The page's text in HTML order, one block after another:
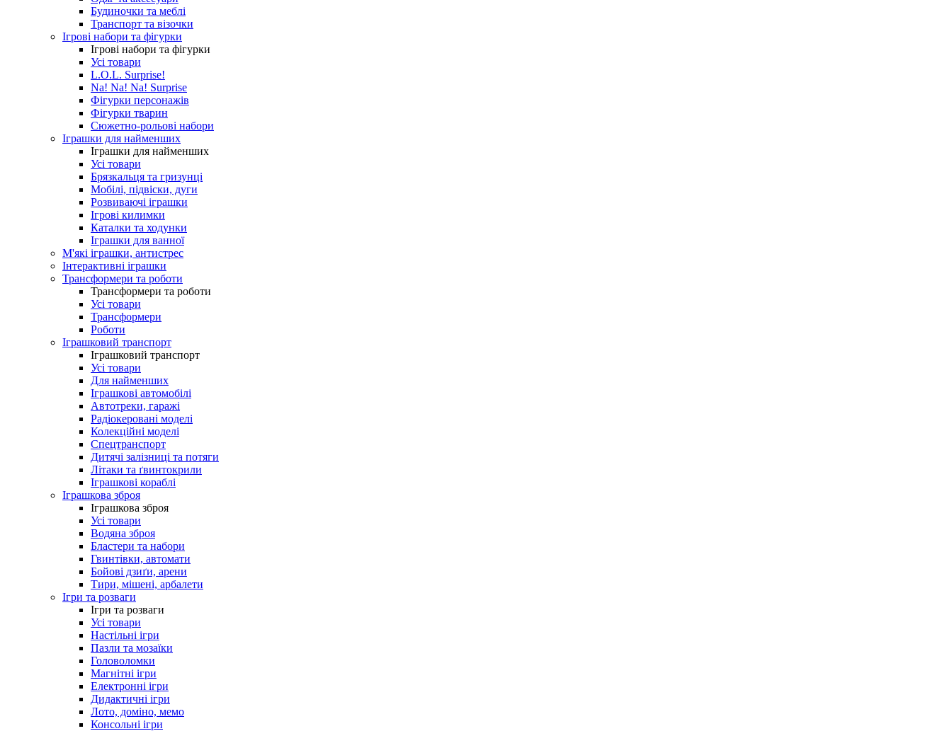
Будиночки та меблі
Транспорт та візочки
Ігрові набори та фігурки
Ігрові набори та фігурки
Усі товари
L.O.L. Surprise!
Na! Na! Na! Surprise
Фігурки персонажів
Фігурки тварин
Сюжетно-рольові набори
Іграшки для найменших
Іграшки для найменших
Усі товари
Брязкальця та гризунці
Мобілі, підвіски, дуги
Розвиваючі іграшки
Ігрові килимки
Каталки та ходунки
Іграшки для ванної
М'які іграшки, антистрес
Інтерактивні іграшки
Трансформери та роботи
Трансформери та роботи
Усі товари
Трансформери
Роботи
Іграшковий транспорт
Іграшковий транспорт
Усі товари
Для найменших
Іграшкові автомобілі
Автотреки, гаражі
Радіокеровані моделі
Колекційні моделі
Спецтранспорт
Дитячі залізниці та потяги
Літаки та ґвинтокрили
Іграшкові кораблі
Іграшкова зброя
Іграшкова зброя
Усі товари
Водяна зброя
Бластери та набори
Гвинтівки, автомати
Бойові дзиґи, арени
Тири, мішені, арбалети
Ігри та розваги
Ігри та розваги
Усі товари
Настільні ігри
Пазли та мозаїки
Головоломки
Магнітні ігри
Електронні ігри
Дидактичні ігри
Лото, доміно, мемо
Консольні ігри